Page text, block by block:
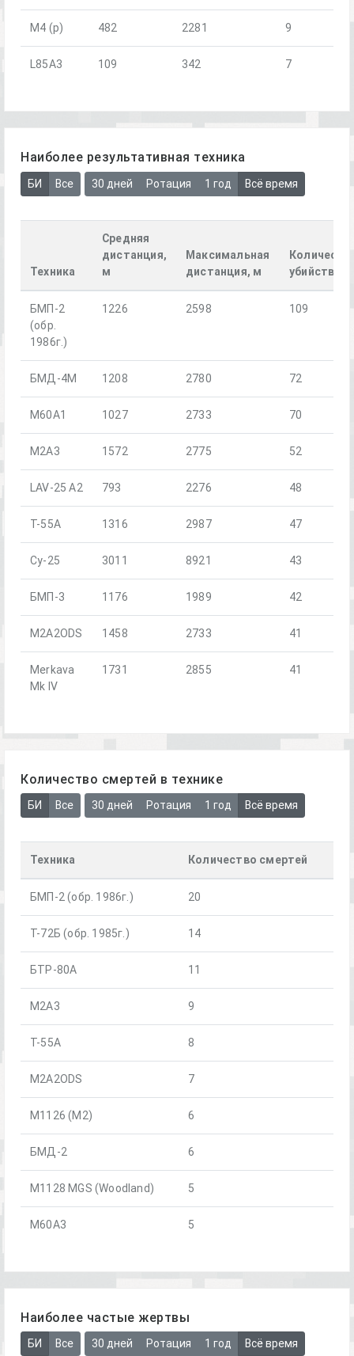
М4 (р) 482 2281 9
L85A3 109 342 7
Наиболее результативная техника
БИ Все 30 дней Ротация 1 год Всё время
Техника
Средняя
дистанция,
м
Максимальная
дистанция, м
убийств
БМП-2
(обр.
1986г.)
1226 2598 109
БМД-4М 1208 2780 72
M60A1 1027 2733 70
M2A3 1572 2775 52
LAV-25 A2 793 2276 48
T-55A 1316 2987 47
Су-25 3011 8921 43
БМП-3 1176 1989 42
M2A2ODS 1458 2733 41
Merkava
Mk IV
1731 2855 41
Количество смертей в технике
БИ Все 30 дней Ротация 1 год Всё время
Техника Количество смертей
БМП-2 (обр. 1986г.) 20
Т-72Б (обр. 1985г.) 14
БТР-80А 11
M2A3 9
T-55A 8
M2A2ODS 7
M1126 (M2) 6
БМД-2 6
M1128 MGS (Woodland) 5
M60A3 5
Наиболее частые жертвы
БИ Все 30 дней Ротация 1 год Всё время